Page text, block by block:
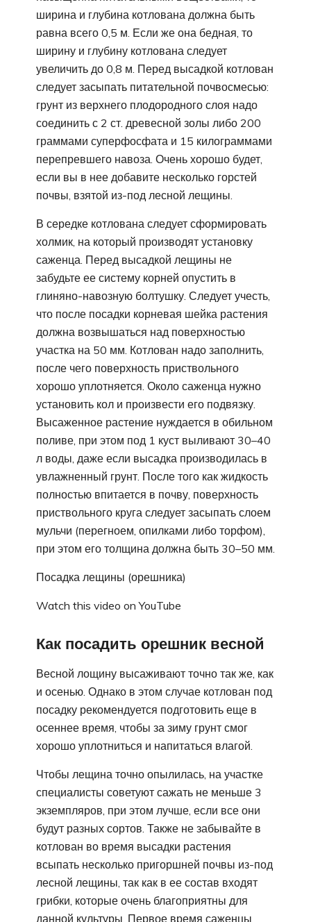
ширина и глубина котлована должна быть
равна всего 0,5 м. Если же она бедная, то
ширину и глубину котлована следует
увеличить до 0,8 м. Перед высадкой котлован
следует засыпать питательной почвосмесью:
грунт из верхнего плодородного слоя надо
соединить с 2 ст. древесной золы либо 200
граммами суперфосфата и 15 килограммами
перепревшего навоза. Очень хорошо будет,
если вы в нее добавите несколько горстей
почвы, взятой из-под лесной лещины.
В середке котлована следует сформировать
холмик, на который производят установку
саженца. Перед высадкой лещины не
забудьте ее систему корней опустить в
глиняно-навозную болтушку. Следует учесть,
что после посадки корневая шейка растения
должна возвышаться над поверхностью
участка на 50 мм. Котлован надо заполнить,
после чего поверхность приствольного
хорошо уплотняется. Около саженца нужно
установить кол и произвести его подвязку.
Высаженное растение нуждается в обильном
поливе, при этом под 1 куст выливают 30–40
л воды, даже если высадка производилась в
увлажненный грунт. После того как жидкость
полностью впитается в почву, поверхность
приствольного круга следует засыпать слоем
мульчи (перегноем, опилками либо торфом),
при этом его толщина должна быть 30–50 мм.
Посадка лещины (орешника)
Watch this video on YouTube
Как посадить орешник весной
Весной лощину высаживают точно так же, как
и осенью. Однако в этом случае котлован под
посадку рекомендуется подготовить еще в
осеннее время, чтобы за зиму грунт смог
хорошо уплотниться и напитаться влагой.
Чтобы лещина точно опылилась, на участке
специалисты советуют сажать не меньше 3
экземпляров, при этом лучше, если все они
будут разных сортов. Также не забывайте в
котлован во время высадки растения
всыпать несколько пригоршней почвы из-под
лесной лещины, так как в ее состав входят
грибки, которые очень благоприятны для
данной культуры. Первое время саженцы